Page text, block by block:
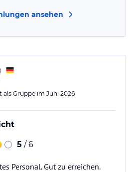
ansehen
als Gruppe im Juni 2026
5 / 6
Personal. Gut zu erreichen.